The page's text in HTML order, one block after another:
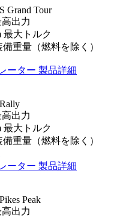
Grand Tour
出力
最大トルク
備重量（燃料を除く）
ーター 製品詳細
出力
最大トルク
備重量（燃料を除く）
ーター 製品詳細
Peak
出力